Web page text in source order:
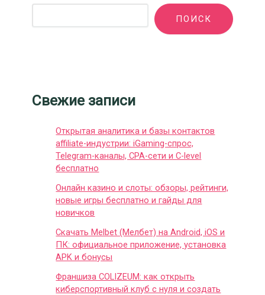
ПОИСК
Свежие записи
Открытая аналитика и базы контактов
affiliate-индустрии: iGaming-спрос,
Telegram-каналы, CPA-сети и C-level
бесплатно
Онлайн казино и слоты: обзоры, рейтинги,
новые игры бесплатно и гайды для
новичков
Скачать Melbet (Мелбет) на Android, iOS и
ПК: официальное приложение, установка
APK и бонусы
Франшиза COLIZEUM: как открыть
киберспортивный клуб с нуля и создать